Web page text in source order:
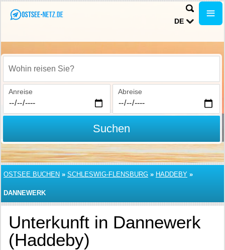
DE
Wohin reisen Sie?
Anreise Abreise
Suchen
OSTSEE BUCHEN » SCHLESWIG-FLENSBURG » HADDEBY »
DANNEWERK
Unterkunft in Dannewerk
(Haddeby)